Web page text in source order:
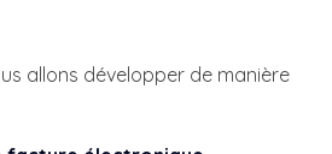
allons développer de manière